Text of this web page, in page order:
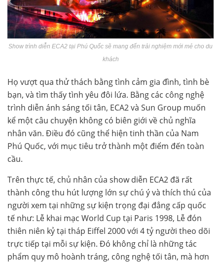
Show trình diễn ECA2 tại Phú Quốc sẽ mang đến trải nghiệm mới mẻ cho du
khách
Họ vượt qua thử thách bằng tình cảm gia đình, tình bè
bạn, và tìm thấy tình yêu đôi lứa. Bằng các công nghệ
trình diễn ánh sáng tối tân, ECA2 và Sun Group muốn
kể một câu chuyện không có biên giới về chủ nghĩa
nhân văn. Điều đó cũng thể hiện tinh thần của Nam
Phú Quốc, với mục tiêu trở thành một điểm đến toàn
cầu.
Trên thực tế, chủ nhân của show diễn ECA2 đã rất
thành công thu hút lượng lớn sự chú ý và thích thú của
người xem tại những sự kiện trọng đại đẳng cấp quốc
tế như: Lễ khai mạc World Cup tại Paris 1998, Lễ đón
thiên niên kỷ tại tháp Eiffel 2000 với 4 tỷ người theo dõi
trực tiếp tại mỗi sự kiện. Đó không chỉ là những tác
phẩm quy mô hoành tráng, công nghệ tối tân, mà hơn